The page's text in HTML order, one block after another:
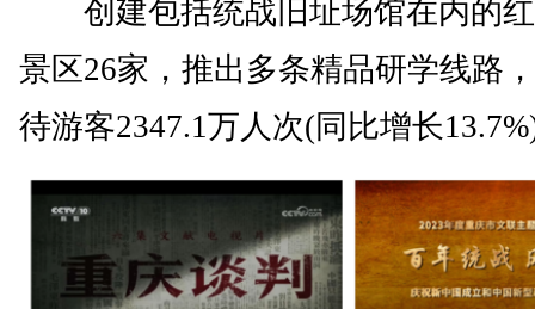
创建包括统战旧址场馆在内的
景区26家，推出多条精品研学线路
待游客2347.1万人次(同比增长